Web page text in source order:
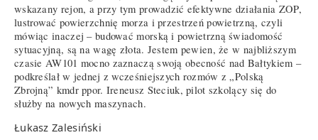
wskazany rejon, a przy tym prowadzić efektywne działania ZOP,
lustrować powierzchnię morza i przestrzeń powietrzną, czyli
mówiąc inaczej – budować morską i powietrzną świadomość
sytuacyjną, są na wagę złota. Jestem pewien, że w najbliższym
czasie AW101 mocno zaznaczą swoją obecność nad Bałtykiem –
podkreślał w jednej z wcześniejszych rozmów z „Polską
Zbrojną” kmdr ppor. Ireneusz Steciuk, pilot szkolący się do
służby na nowych maszynach.
Łukasz Zalesiński